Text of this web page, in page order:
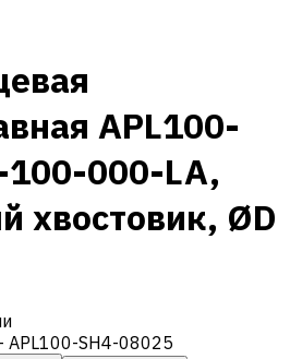
APL100-
100-000-LA,
хвостовик, ØD
APL100-SH4-08025